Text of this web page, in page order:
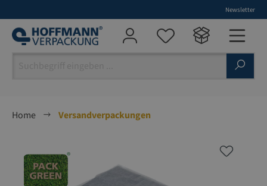
Newsletter
Home
Versandverpackungen